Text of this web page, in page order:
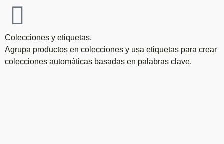
Colecciones y etiquetas.
Agrupa productos en colecciones y usa etiquetas para crear
colecciones automáticas basadas en palabras clave.